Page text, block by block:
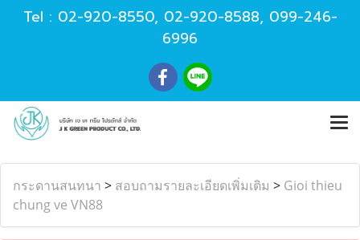
Tel : 02-920-8550, 02-920-8588, 099-246-
6996
กระดานสนทนา > สอบถามรายละเอียดเพิ่มเติม > Gioi thieu
chung ve VN88